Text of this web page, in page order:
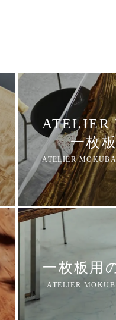
ATELIER
一枚
一枚板用